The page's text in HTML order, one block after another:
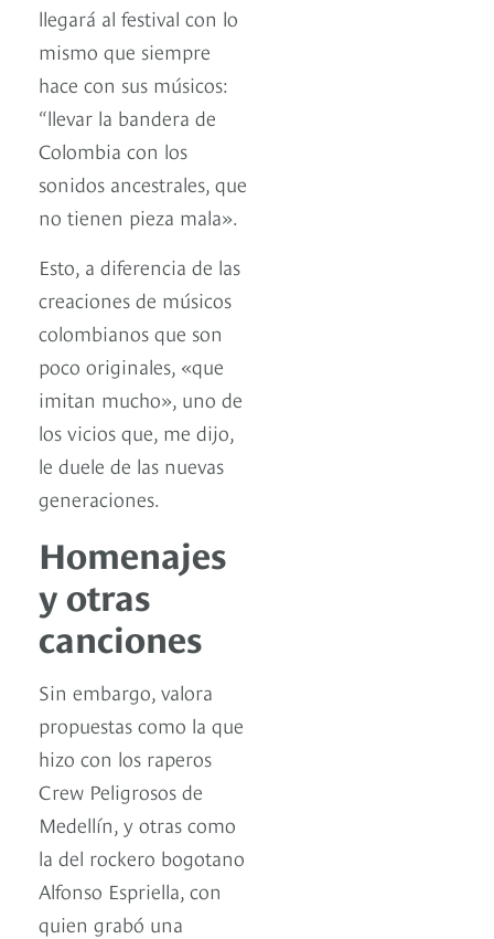
llegará al festival con lo
mismo que siempre
hace con sus músicos:
“llevar la bandera de
Colombia con los
sonidos ancestrales, que
no tienen pieza mala».
Esto, a diferencia de las
creaciones de músicos
colombianos que son
poco originales, «que
imitan mucho», uno de
los vicios que, me dijo,
le duele de las nuevas
generaciones.
Homenajes
y otras
canciones
Sin embargo, valora
propuestas como la que
hizo con los raperos
Crew Peligrosos de
Medellín, y otras como
la del rockero bogotano
Alfonso Espriella, con
quien grabó una